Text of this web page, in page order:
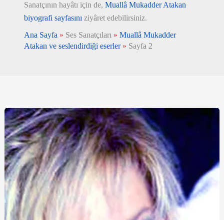
Sanatçının hayâtı için de, Muallâ Mukadder Atakan
biyografi sayfasını ziyâret edebilirsiniz.
Ana Sayfa » Ses Sanatçıları » Muallâ Mukadder
Atakan ve seslendirdiği eserler» Sayfa 2